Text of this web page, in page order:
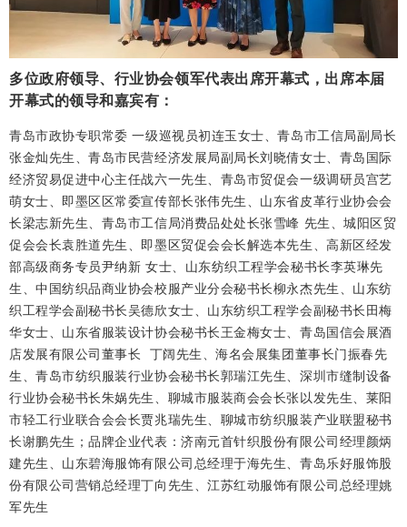
多位政府领导、行业协会领军代表出席开幕式，出席本届
开幕式的领导和嘉宾有：
青岛市政协专职常委 一级巡视员初连玉女士、青岛市工信局副局长
张金灿先生、青岛市民营经济发展局副局长刘晓倩女士、青岛国际
经济贸易促进中心主任战六一先生、青岛市贸促会一级调研员宫艺
萌女士、即墨区区常委宣传部长张伟先生、山东省皮革行业协会会
长梁志新先生、青岛市工信局消费品处处长张雪峰 先生、城阳区贸
促会会长袁胜道先生、即墨区贸促会会长解选本先生、高新区经发
部高级商务专员尹纳新 女士、山东纺织工程学会秘书长李英琳先
生、中国纺织品商业协会校服产业分会秘书长柳永杰先生、山东纺
织工程学会副秘书长吴德欣女士、山东纺织工程学会副秘书长田梅
华女士、山东省服装设计协会秘书长王金梅女士、青岛国信会展酒
店发展有限公司董事长 丁阔先生、海名会展集团董事长门振春先
生、青岛市纺织服装行业协会秘书长郭瑞江先生、深圳市缝制设备
行业协会秘书长朱娲先生、聊城市服装商会会长张以发先生、莱阳
市轻工行业联合会会长贾兆瑞先生、聊城市纺织服装产业联盟秘书
长谢鹏先生；品牌企业代表：济南元首针织股份有限公司经理颜炳
建先生、山东碧海服饰有限公司总经理于海先生、青岛乐好服饰股
份有限公司营销总经理丁向先生、江苏红动服饰有限公司总经理姚
军先生